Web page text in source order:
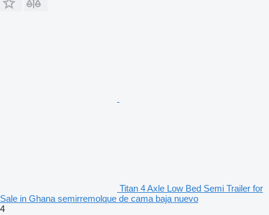
Titan 4 Axle Low Bed Semi Trailer for
Sale in Ghana semirremolque de cama baja nuevo
4